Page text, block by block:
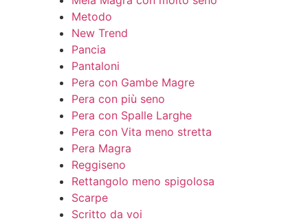
Metodo
New Trend
Pancia
Pantaloni
Pera con Gambe Magre
Pera con più seno
Pera con Spalle Larghe
Pera con Vita meno stretta
Pera Magra
Reggiseno
Rettangolo meno spigolosa
Scarpe
Scritto da voi